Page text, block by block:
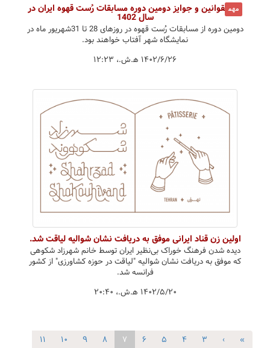
مهم قوانین و جوایز دومین دوره مسابقات رُست قهوه ایران در
سال 1402
دومین دوره از مسابقات رُست قهوه در روزهای 28 تا 31شهریور ماه در
نمایشگاه شهر آفتاب خواهند بود.
۱۴۰۲/۶/۲۶ ه‍.ش.،‏ ۱۲:۲۳
اولین زن قناد ایرانی موفق به دریافت نشان شوالیه لیاقت شد.
دیده شدن فرهنگ خوراک بی‌نظیر ایران توسط خانم شهرزاد شکوهی
که موفق به دریافت نشان شوالیه "لیاقت در حوزه کشاورزی" از کشور
فرانسه شد.
۱۴۰۲/۵/۲۰ ه‍.ش.،‏ ۲۰:۴۰
«
‹ ۳ ۴ ۵ ۶ ۷ ۸ ۹ ۱۰
۱۱